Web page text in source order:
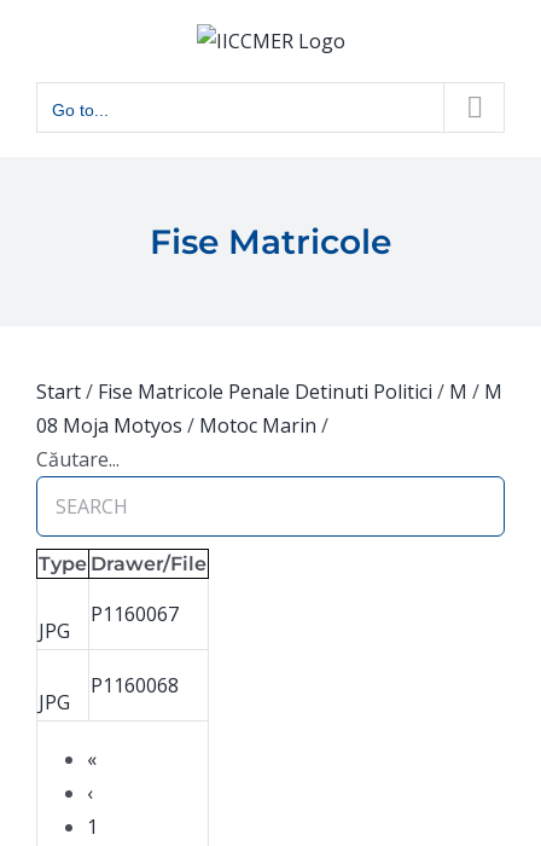
content
Go to...
Fise Matricole
Start/ Fise Matricole Penale Detinuti Politici / M / M
08 Moja Motyos / Motoc Marin /
Căutare...
Type Drawer/File
«
‹
1
JPG
P1160067
JPG
P1160068